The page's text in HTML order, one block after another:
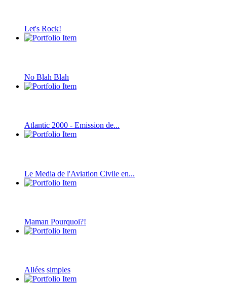
Let's Rock!
No Blah Blah
Atlantic 2000 - Emission de...
Le Media de l'Aviation Civile en...
Maman Pourquoi?!
Allées simples